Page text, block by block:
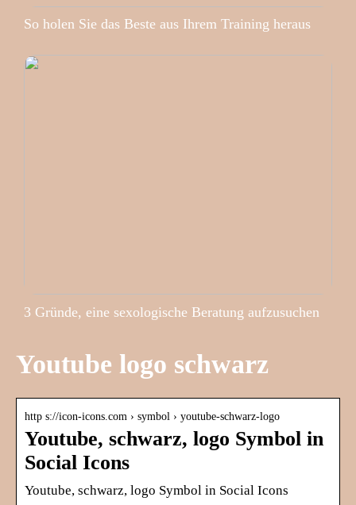
So holen Sie das Beste aus Ihrem Training heraus
3 Gründe, eine sexologische Beratung aufzusuchen
Youtube logo schwarz
http s://icon-icons.com › symbol › youtube-schwarz-logo
Youtube, schwarz, logo Symbol in
Social Icons
Youtube, schwarz, logo Symbol in Social Icons